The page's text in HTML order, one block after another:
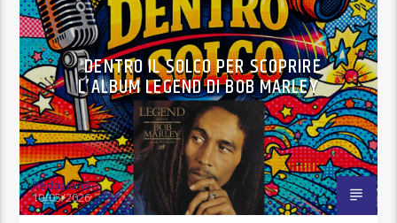
DENTRO IL SOLCO PER SCOPRIRE
L’ALBUM LEGEND DI BOB MARLEY
Redazione
10/05/2026